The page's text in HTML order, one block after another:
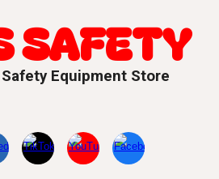
SAFETY
Equipment Store